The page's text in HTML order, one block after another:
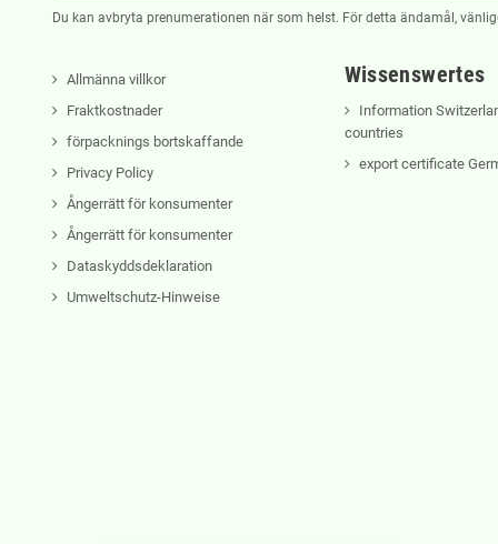
Du kan avbryta prenumerationen när som helst. För detta ändamål,
Allmänna villkor
Fraktkostnader
förpacknings bortskaffande
Privacy Policy
Ångerrätt för konsumenter
Ångerrätt för konsumenter
Dataskyddsdeklaration
Umweltschutz-Hinweise
Wissenswertes
Information
countries
export certificate